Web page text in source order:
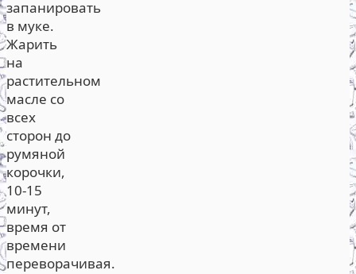
запанировать
в муке.
Жарить
на
растительном
масле со
всех
сторон до
румяной
корочки,
10-15
минут,
время от
времени
переворачивая.